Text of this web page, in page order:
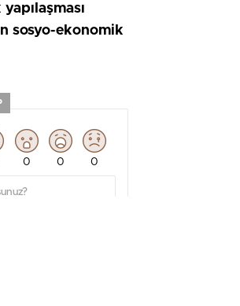
sosyo-ekonomik
0 0 0